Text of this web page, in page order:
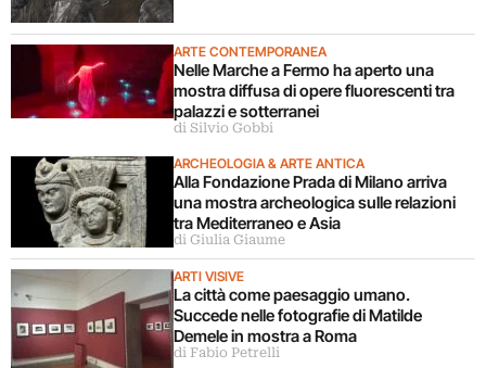
ARTE CONTEMPORANEA
Nelle Marche a Fermo ha aperto una
mostra diffusa di opere fluorescenti tra
palazzi e sotterranei
di Silvio Gobbi
ARCHEOLOGIA & ARTE ANTICA
Alla Fondazione Prada di Milano arriva
una mostra archeologica sulle relazioni
tra Mediterraneo e Asia
di Giulia Giaume
ARTI VISIVE
La città come paesaggio umano.
Succede nelle fotografie di Matilde
Demele in mostra a Roma
di Fabio Petrelli